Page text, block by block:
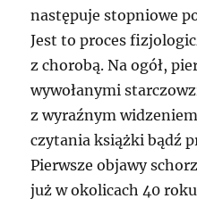
następuje stopniowe
Jest to proces
z chorobą. Na ogół,
wywołanymi
z wyraźnym
czytania książki bądź
Pierwsze objawy
już w okolicach 40